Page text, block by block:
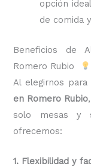
opción
de comida
Beneficios de
Romero Rubio
Al elegirnos
en Romero Rubio
solo mesas y
ofrecemos:
1. Flexibilidad y